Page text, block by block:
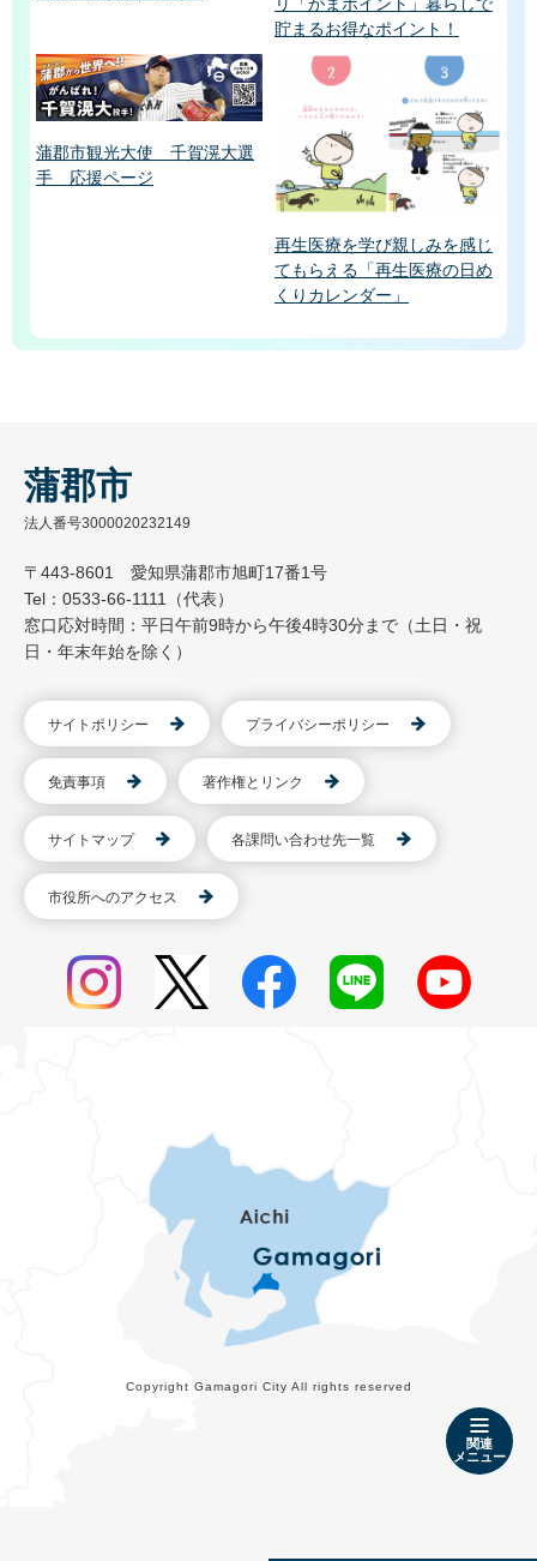
関連
メニュー
貯まるお得なポイント！
蒲郡市観光大使 千賀滉大選
手 応援ページ
再生医療を学び親しみを感じ
てもらえる「再生医療の日め
くりカレンダー」
蒲郡市
法人番号3000020232149
〒443-8601 愛知県蒲郡市旭町17番1号
Tel：0533-66-1111（代表）
窓口応対時間：平日午前9時から午後4時30分まで（土日・祝
日・年末年始を除く）
サイトポリシー プライバシーポリシー
免責事項 著作権とリンク
サイトマップ 各課問い合わせ先一覧
市役所へのアクセス
Copyright Gamagori City All rights reserved